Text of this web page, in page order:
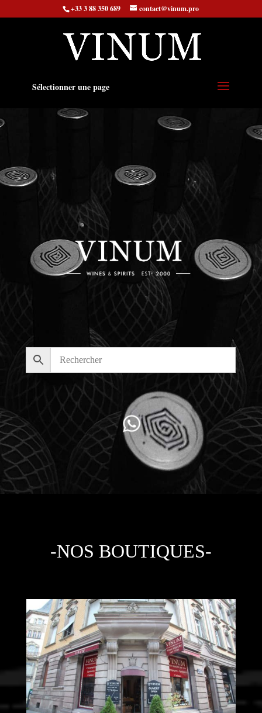
+33 3 88 350 689 contact@vinum.pro
Sélectionner une page
-NOS BOUTIQUES-